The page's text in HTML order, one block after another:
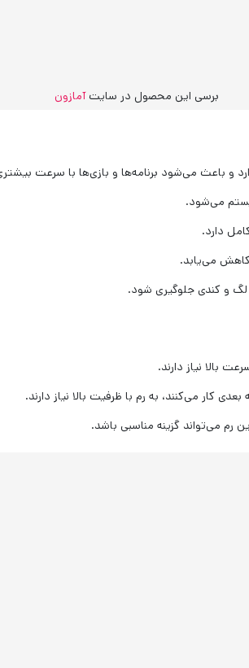
برسی این محصول در سایتآمازون
دارد.
کاهش می‌یابد.
لگ و کندی جلوگیری شود.
بالا نیاز دارند.
کار می‌کنند، به رم با ظرفیت بالا نیاز دارند.
رم می‌تواند گزینه مناسبی باشد.